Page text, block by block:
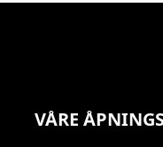
VÅRE